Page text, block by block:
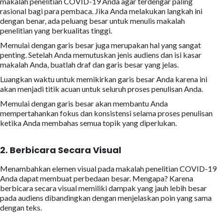
rasional bagi para pembaca. Jika Anda melakukan langkah ini
dengan benar, ada peluang besar untuk menulis makalah
penelitian yang berkualitas tinggi.
Memulai dengan garis besar juga merupakan hal yang sangat
penting. Setelah Anda memutuskan jenis audiens dan isi kasar
makalah Anda, buatlah draf dan garis besar yang jelas.
Luangkan waktu untuk memikirkan garis besar Anda karena ini
akan menjadi titik acuan untuk seluruh proses penulisan Anda.
Memulai dengan garis besar akan membantu Anda
mempertahankan fokus dan konsistensi selama proses penulisan
ketika Anda membahas semua topik yang diperlukan.
2. Berbicara Secara Visual
Menambahkan elemen visual pada makalah penelitian COVID-19
Anda dapat membuat perbedaan besar. Mengapa? Karena
berbicara secara visual memiliki dampak yang jauh lebih besar
pada audiens dibandingkan dengan menjelaskan poin yang sama
dengan teks.